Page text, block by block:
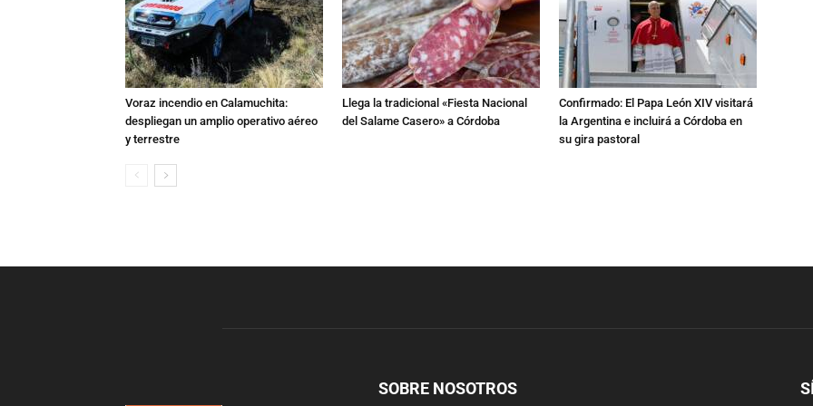
Voraz incendio en Calamuchita:
despliegan un amplio operativo aéreo
y terrestre
Llega la tradicional «Fiesta Nacional
del Salame Casero» a Córdoba
Confirmado: El Papa León XIV visitará
la Argentina e incluirá a Córdoba en
su gira pastoral
SOBRE NOSOTROS